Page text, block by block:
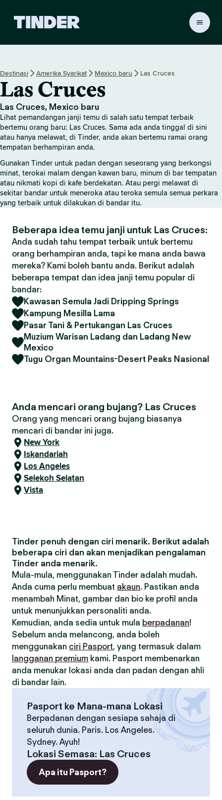
a
n
U
t
a
m
a
T
n
d
e
r
Destinasi Amerika Syarikat Mexico baru Las Cruces
Las Cruces
Las Cruces, Mexico baru
Lihat pemandangan janji temu di salah satu tempat terbaik
bertemu orang baru: Las Cruces. Sama ada anda tinggal di sini
atau hanya melawat, di Tinder, anda akan bertemu ramai orang
tempatan berhampiran anda.
Gunakan Tinder untuk padan dengan seseorang yang berkongsi
minat, terokai malam dengan kawan baru, minum di bar tempatan
atau nikmati kopi di kafe berdekatan. Atau pergi melawat di
sekitar bandar untuk meneroka atau teroka semula semua perkara
yang terbaik untuk dilakukan di bandar itu.
Beberapa idea temu janji untuk Las Cruces:
Anda sudah tahu tempat terbaik untuk bertemu
orang berhampiran anda, tapi ke mana anda bawa
mereka? Kami boleh bantu anda. Berikut adalah
beberapa tempat dan idea janji temu popular di
bandar:
Kawasan Semula Jadi Dripping Springs
Kampung Mesilla Lama
Pasar Tani & Pertukangan Las Cruces
Muzium Warisan Ladang dan Ladang New
Mexico
Tugu Organ Mountains-Desert Peaks Nasional
Anda mencari orang bujang? Las Cruces
Orang yang mencari orang bujang biasanya
mencari di bandar ini juga.
New York
Iskandariah
Los Angeles
Selekoh Selatan
Vista
Tinder penuh dengan ciri menarik. Berikut adalah
beberapa ciri dan akan menjadikan pengalaman
Tinder anda menarik.
Mula-mula, menggunakan Tinder adalah mudah.
Anda cuma perlu membuat akaun. Pastikan anda
menambah Minat, gambar dan bio ke profil anda
untuk menunjukkan personaliti anda.
Kemudian, anda sedia untuk mula berpadanan!
Sebelum anda melancong, anda boleh
menggunakan ciri Pasport, yang termasuk dalam
langganan premium kami. Pasport membenarkan
anda menukar lokasi anda dan padan dengan ahli
di bandar lain.
Pasport ke Mana-mana Lokasi
Berpadanan dengan sesiapa sahaja di
seluruh dunia. Paris. Los Angeles.
Sydney. Ayuh!
Lokasi Semasa: Las Cruces
Apa itu Pasport?